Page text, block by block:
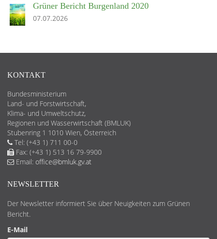
Grüner Bericht Burgenland 2020
07.07.2026
KONTAKT
Bundesministerium
Land- und Forstwirtschaft,
Klima- und Umweltschutz,
Regionen und Wasserwirtschaft (BMLUK)
Stubenring 1 1010 Wien, Österreich
Tel: (+43 1) 711 00-0
Fax: (+43 1) 513 16 79-9900
Email: office@bmluk.gv.at
NEWSLETTER
Der Newsletter informiert Sie über Neuigkeiten zum Grünen
Bericht.
E-Mail